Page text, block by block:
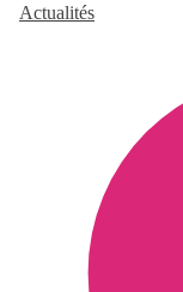
Actualités